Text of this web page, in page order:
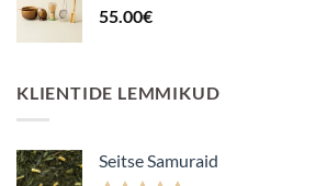
55.00€
KLIENTIDE LEMMIKUD
Seitse Samuraid